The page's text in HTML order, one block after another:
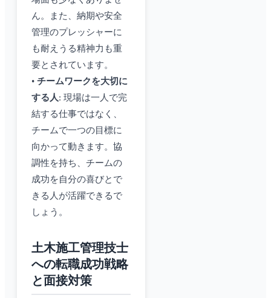
ん。また、納期や安全
管理のプレッシャーに
も耐えうる精神力も重
要とされています。
• チームワークを大切に
する人: 現場は一人で完
結する仕事ではなく、
チームで一つの目標に
向かって動きます。協
調性を持ち、チームの
成功を自分の喜びとで
きる人が活躍できるで
しょう。
土木施工管理技士
への転職成功戦略
と面接対策